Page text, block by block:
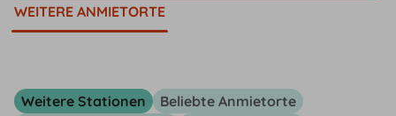
WEITERE ANMIETORTE
Weitere Stationen
Beliebte Anmietorte